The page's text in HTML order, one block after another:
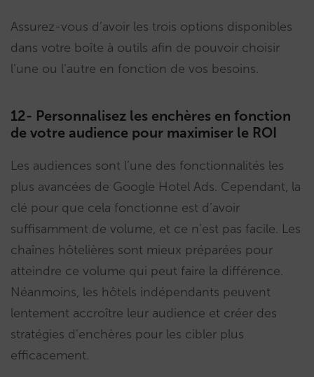
Assurez-vous d’avoir les trois options disponibles
dans votre boîte à outils afin de pouvoir choisir
l’une ou l’autre en fonction de vos besoins.
12- Personnalisez les enchères en fonction
de votre audience pour maximiser le ROI
Les audiences sont l’une des fonctionnalités les
plus avancées de Google Hotel Ads. Cependant, la
clé pour que cela fonctionne est d’avoir
suffisamment de volume, et ce n’est pas facile. Les
chaînes hôtelières sont mieux préparées pour
atteindre ce volume qui peut faire la différence.
Néanmoins, les hôtels indépendants peuvent
lentement accroître leur audience et créer des
stratégies d’enchères pour les cibler plus
efficacement.